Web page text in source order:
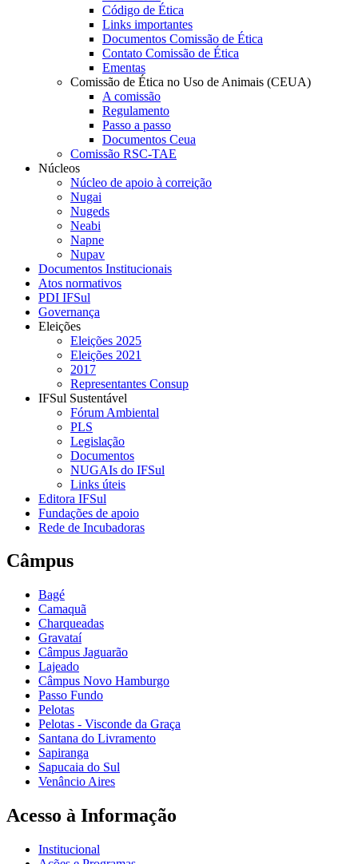
Código de Ética
Links importantes
Documentos Comissão de Ética
Contato Comissão de Ética
Ementas
Comissão de Ética no Uso de Animais (CEUA)
A comissão
Regulamento
Passo a passo
Documentos Ceua
Comissão RSC-TAE
Núcleos
Núcleo de apoio à correição
Nugai
Nugeds
Neabi
Napne
Nupav
Documentos Institucionais
Atos normativos
PDI IFSul
Governança
Eleições
Eleições 2025
Eleições 2021
2017
Representantes Consup
IFSul Sustentável
Fórum Ambiental
PLS
Legislação
Documentos
NUGAIs do IFSul
Links úteis
Editora IFSul
Fundações de apoio
Rede de Incubadoras
Câmpus
Bagé
Camaquã
Charqueadas
Gravataí
Câmpus Jaguarão
Lajeado
Câmpus Novo Hamburgo
Passo Fundo
Pelotas
Pelotas - Visconde da Graça
Santana do Livramento
Sapiranga
Sapucaia do Sul
Venâncio Aires
Acesso à Informação
Institucional